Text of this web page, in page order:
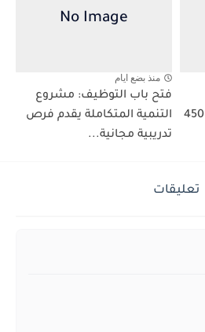
الأنباء الأردنية (بترا) براتب 450
منذ بضع ايام
فتح باب التوظيف: مشروع
التنمية المتكاملة يقدم فرص
تدريبية مجانية...
تعليقات